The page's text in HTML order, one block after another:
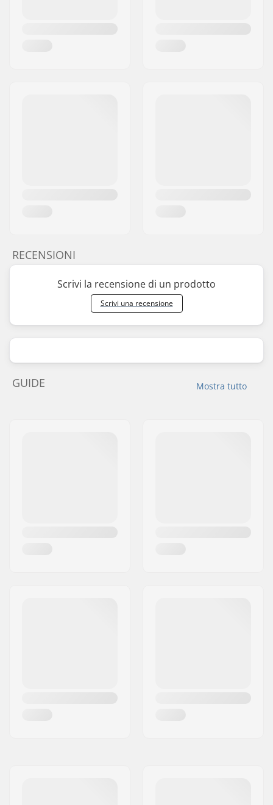
RECENSIONI
Scrivi la recensione di un prodotto
Scrivi una recensione
Mostra tutto
GUIDE